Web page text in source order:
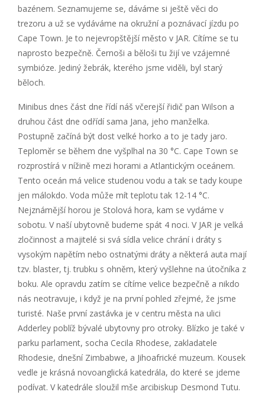
bazénem. Seznamujeme se, dáváme si ještě věci do
trezoru a už se vydáváme na okružní a poznávací jízdu po
Cape Town. Je to nejevropštější město v JAR. Cítíme se tu
naprosto bezpečně. Černoši a běloši tu žijí ve vzájemné
symbióze. Jediný žebrák, kterého jsme viděli, byl starý
běloch.
Minibus dnes část dne řídí náš včerejší řidič pan Wilson a
druhou část dne odřídí sama Jana, jeho manželka.
Postupně začíná být dost velké horko a to je tady jaro.
Teploměr se během dne vyšplhal na 30 °C. Cape Town se
rozprostírá v nížině mezi horami a Atlantickým oceánem.
Tento oceán má velice studenou vodu a tak se tady koupe
jen málokdo. Voda může mít teplotu tak 12-14 °C.
Nejznámější horou je Stolová hora, kam se vydáme v
sobotu. V naší ubytovně budeme spát 4 noci. V JAR je velká
zločinnost a majitelé si svá sídla velice chrání i dráty s
vysokým napětím nebo ostnatými dráty a některá auta mají
tzv. blaster, tj. trubku s ohněm, který vyšlehne na útočníka z
boku. Ale opravdu zatím se cítíme velice bezpečně a nikdo
nás neotravuje, i když je na první pohled zřejmé, že jsme
turisté. Naše první zastávka je v centru města na ulici
Adderley poblíž bývalé ubytovny pro otroky. Blízko je také v
parku parlament, socha Cecila Rhodese, zakladatele
Rhodesie, dnešní Zimbabwe, a Jihoafrické muzeum. Kousek
vedle je krásná novoanglická katedrála, do které se jdeme
podívat. V katedrále sloužil mše arcibiskup Desmond Tutu.